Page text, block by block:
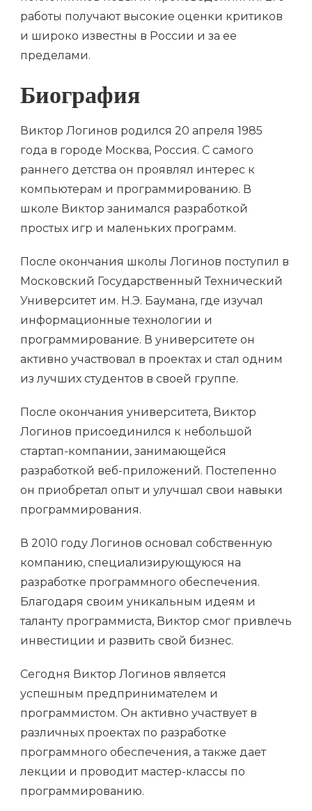
работы получают высокие оценки критиков
и широко известны в России и за ее
пределами.
Биография
Виктор Логинов родился 20 апреля 1985
года в городе Москва, Россия. С самого
раннего детства он проявлял интерес к
компьютерам и программированию. В
школе Виктор занимался разработкой
простых игр и маленьких программ.
После окончания школы Логинов поступил в
Московский Государственный Технический
Университет им. Н.Э. Баумана, где изучал
информационные технологии и
программирование. В университете он
активно участвовал в проектах и стал одним
из лучших студентов в своей группе.
После окончания университета, Виктор
Логинов присоединился к небольшой
стартап-компании, занимающейся
разработкой веб-приложений. Постепенно
он приобретал опыт и улучшал свои навыки
программирования.
В 2010 году Логинов основал собственную
компанию, специализирующуюся на
разработке программного обеспечения.
Благодаря своим уникальным идеям и
таланту программиста, Виктор смог привлечь
инвестиции и развить свой бизнес.
Сегодня Виктор Логинов является
успешным предпринимателем и
программистом. Он активно участвует в
различных проектах по разработке
программного обеспечения, а также дает
лекции и проводит мастер-классы по
программированию.